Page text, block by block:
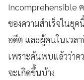
Incomprehensible
ของความสำเร็จในยุ
อดีต และผู้คนในเวลา
เพราะค้นพบแล้วว่าค
จะเกิดขึ้นบ้าง